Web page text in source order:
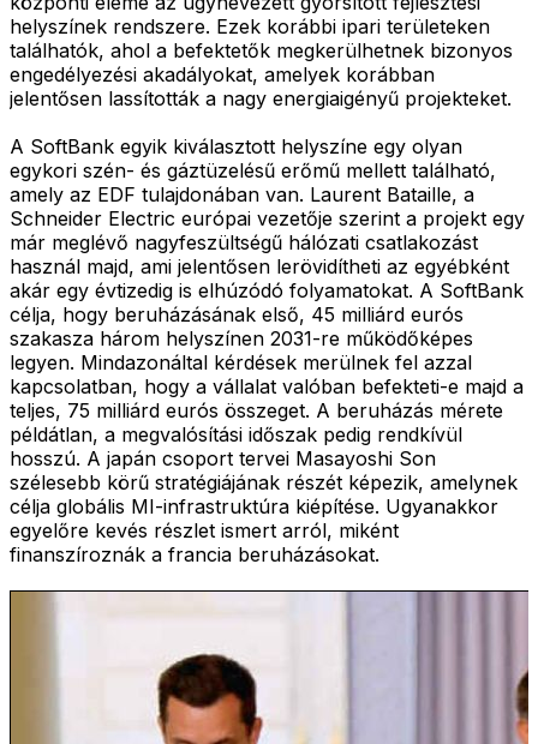
helyszínek rendszere. Ezek korábbi ipari területeken
találhatók, ahol a befektetők megkerülhetnek bizonyos
engedélyezési akadályokat, amelyek korábban
jelentősen lassították a nagy energiaigényű projekteket.
A SoftBank egyik kiválasztott helyszíne egy olyan
egykori szén- és gáztüzelésű erőmű mellett található,
amely az EDF tulajdonában van. Laurent Bataille, a
Schneider Electric európai vezetője szerint a projekt egy
már meglévő nagyfeszültségű hálózati csatlakozást
használ majd, ami jelentősen lerövidítheti az egyébként
akár egy évtizedig is elhúzódó folyamatokat. A SoftBank
célja, hogy beruházásának első, 45 milliárd eurós
szakasza három helyszínen 2031-re működőképes
legyen. Mindazonáltal kérdések merülnek fel azzal
kapcsolatban, hogy a vállalat valóban befekteti-e majd a
teljes, 75 milliárd eurós összeget. A beruházás mérete
példátlan, a megvalósítási időszak pedig rendkívül
hosszú. A japán csoport tervei Masayoshi Son
szélesebb körű stratégiájának részét képezik, amelynek
célja globális MI-infrastruktúra kiépítése. Ugyanakkor
egyelőre kevés részlet ismert arról, miként
finanszíroznák a francia beruházásokat.